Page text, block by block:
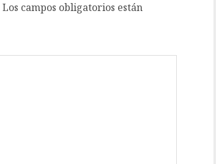
Los campos obligatorios están